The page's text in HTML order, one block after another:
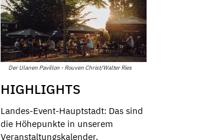
Der Ulanen Pavillon - Rouven Christ/Walter Ries
HIGHLIGHTS
Landes-Event-Hauptstadt: Das sind
die Höhepunkte in unserem
Veranstaltungskalender.